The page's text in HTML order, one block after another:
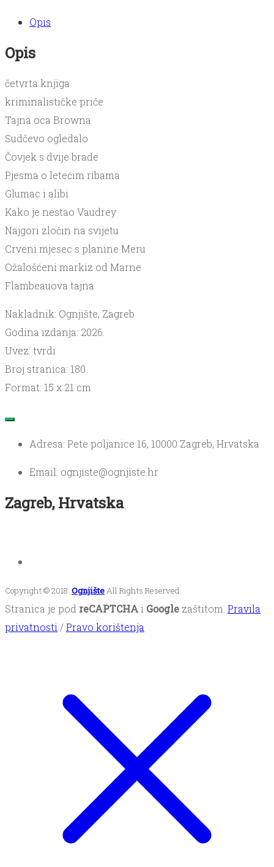
BROWNA
količina
Opis
Opis
četvrta knjiga
kriminalističke priče
Tajna oca Browna
Sudčevo ogledalo
Čovjek s dvije brade
Pjesma o letećim ribama
Glumac i alibi
Kako je nestao Vaudrey
Najgori zločin na svijetu
Crveni mjesec s planine Meru
Ožalošćeni markiz od Marne
Flambeauova tajna
Nakladnik: Ognjište, Zagreb
Godina izdanja: 2026.
Uvez: tvrdi
Broj stranica: 180
Format: 15 x 21 cm
Adresa: Pete poljanice 16, 10000 Zagreb, Hrvatska
Email: ognjiste@ognjiste.hr
Zagreb, Hrvatska
Copyright © 2018. OgnjišteAll Rights Reserved.
Stranica je pod reCAPTCHAi Google zaštitom. Pravila
privatnosti /Pravo korištenja